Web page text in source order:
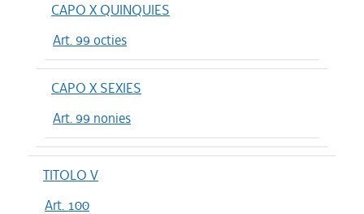
CAPO X QUINQUIES
Art. 99 octies
CAPO X SEXIES
Art. 99 nonies
TITOLO V
Art. 100